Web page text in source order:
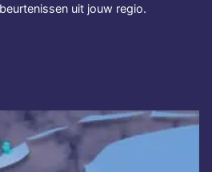
uit jouw regio.